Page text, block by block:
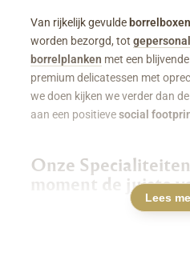
Van rijkelijk gevuldeborrelboxen
worden bezorgd, tot
borrelplanken met een
premium delicatessen met
we doen kijken we verder dan
aan een positievesocial
Onze
moment de juiste
Luxe Borrelboxen &
Lees